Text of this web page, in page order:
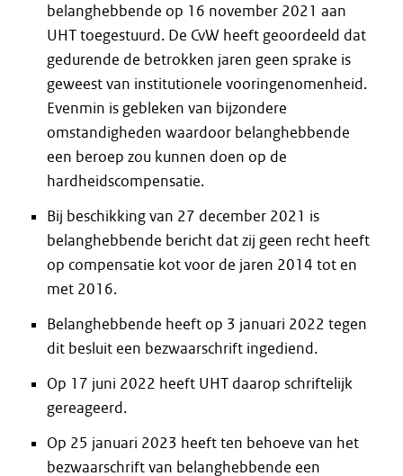
belanghebbende op 16 november 2021 aan
UHT toegestuurd. De CvW heeft geoordeeld dat
gedurende de betrokken jaren geen sprake is
geweest van institutionele vooringenomenheid.
Evenmin is gebleken van bijzondere
omstandigheden waardoor belanghebbende
een beroep zou kunnen doen op de
hardheidscompensatie.
Bij beschikking van 27 december 2021 is
belanghebbende bericht dat zij geen recht heeft
op compensatie kot voor de jaren 2014 tot en
met 2016.
Belanghebbende heeft op 3 januari 2022 tegen
dit besluit een bezwaarschrift ingediend.
Op 17 juni 2022 heeft UHT daarop schriftelijk
gereageerd.
Op 25 januari 2023 heeft ten behoeve van het
bezwaarschrift van belanghebbende een